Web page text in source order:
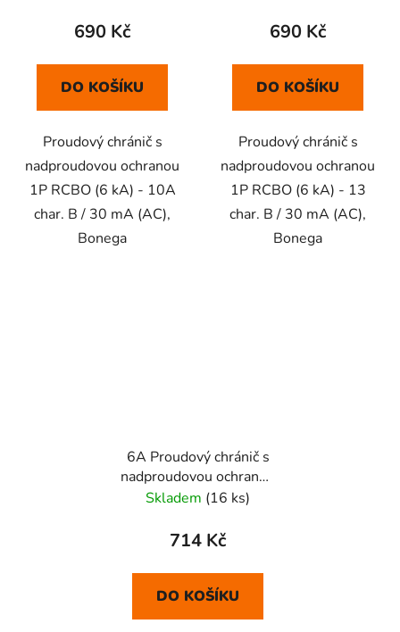
690 Kč
DO KOŠÍKU
Proudový chránič s
nadproudovou ochranou
1P RCBO (6 kA) - 10A
char. B / 30 mA (AC),
Bonega
690 Kč
DO KOŠÍKU
Proudový chránič s
nadproudovou ochranou
1P RCBO (6 kA) - 13
char. B / 30 mA (AC),
Bonega
6A Proudový chránič s
nadproudovou ochranou
1P RCBO
Skladem (16 ks)
714 Kč
DO KOŠÍKU